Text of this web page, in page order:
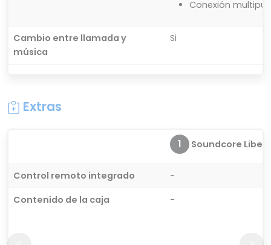
Conexión
Cambio entre llamada y
música
Si
Extras
1 Soundcore
Control remoto integrado
-
Contenido de la caja
-